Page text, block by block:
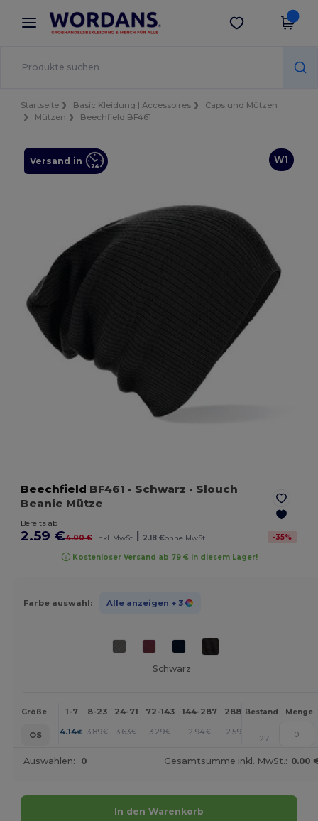
× Wordans App
Bessere Preise in der App!
App holen
Startseite Basic Kleidung | Accessoires
Caps und Mützen
Mützen
Beechfield BF461
W1
Versand in
Beechfield BF461 - Schwarz - Slouch
Beanie Mütze
Bereits ab
2.59 €4.00 € inkl. MwSt | 2.18 €ohne MwSt -35%
Kostenloser Versand ab 79 € in diesem Lager!
Farbe auswahl: Alle anzeigen + 3
Schwarz
Größe 1-7 8-23 24-71 72-143 144-287 288 + Mehr
Bestand Menge
OS 4.14€ 3.89€ 3.63€ 3.29€ 2.94€ 2.59 +
27
Auswahlen: 0 Gesamtsumme inkl. MwSt.: 0.00
In den Warenkorb